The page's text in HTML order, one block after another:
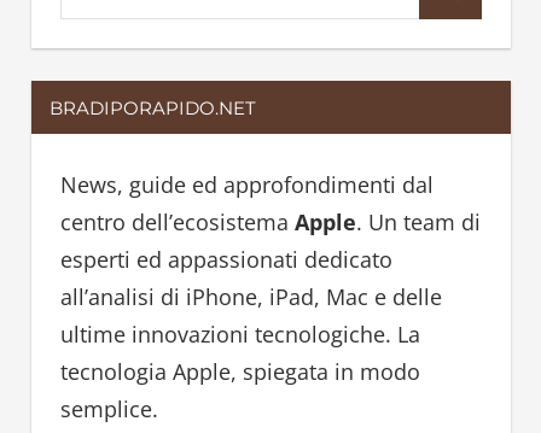
e
a
r
c
f
o
r
:
e
a
BRADIPORAPIDO.NET
News, guide ed approfondimenti dal
centro dell’ecosistema Apple. Un team di
esperti ed appassionati dedicato
all’analisi di iPhone, iPad, Mac e delle
ultime innovazioni tecnologiche. La
tecnologia Apple, spiegata in modo
semplice.